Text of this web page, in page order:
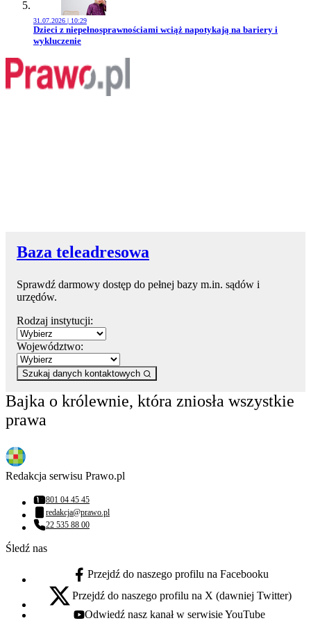
31.07.2026 | 10:29
Przejdź do artykułu:
Dzieci z niepełnosprawnościami wciąż napotykają na bariery i
wykluczenie
Baza teleadresowa
Sprawdź darmowy dostęp do pełnej bazy m.in. sądów i
urzędów.
Rodzaj instytucji:
Województwo:
Szukaj danych kontaktowych
Bajka o królewnie, która zniosła wszystkie
prawa
Redakcja serwisu Prawo.pl
Numer telefonu:
801 04 45 45
Adres email:
redakcja@prawo.pl
Numer telefonu:
22 535 88 00
Śledź nas
facebook - otwiera się w nowej karcie
Przejdź do naszego profilu na Facebooku
x - otwiera się w nowej karcie
Przejdź do naszego profilu na X (dawniej Twitter)
youtube - otwiera się w nowej karcie
Odwiedź nasz kanał w serwisie YouTube